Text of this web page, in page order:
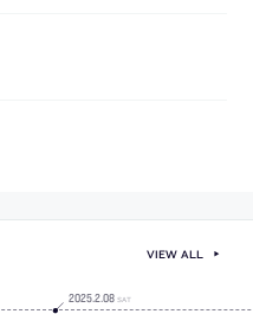
2025.2.08 SAT
VIEW ALL